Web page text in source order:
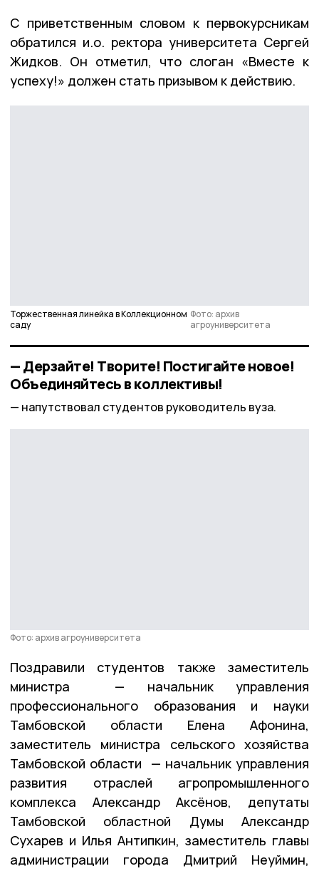
С приветственным словом к первокурсникам
обратился и.о. ректора университета Сергей
Жидков. Он отметил, что слоган «Вместе к
успеху!» должен стать призывом к действию.
Торжественная линейка в Коллекционном
саду
Фото: архив
агроуниверситета
— Дерзайте! Творите! Постигайте новое!
Объединяйтесь в коллективы!
напутствовал студентов руководитель вуза.
Фото: архив агроуниверситета
Поздравили студентов также заместитель
министра — начальник управления
профессионального образования и науки
Тамбовской области Елена Афонина,
заместитель министра сельского хозяйства
Тамбовской области — начальник управления
развития отраслей агропромышленного
комплекса Александр Аксёнов, депутаты
Тамбовской областной Думы Александр
Сухарев и Илья Антипкин, заместитель главы
администрации города Дмитрий Неуймин,